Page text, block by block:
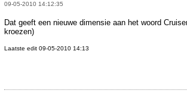
09-05-2010 14:12:35
Dat geeft een nieuwe dimensie aan het woord
kroezen)
Laatste edit 09-05-2010 14:13